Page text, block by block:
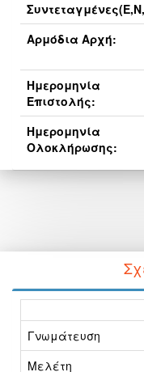
Αρμόδια Αρχή:
Ημερομηνία
Επιστολής:
Ημερομηνία
Ολοκλήρωσης:
Γνωμάτευση
Μελέτη